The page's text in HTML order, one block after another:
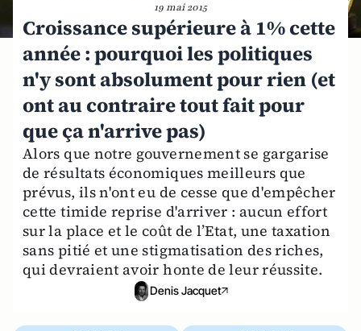
19 mai 2015
Croissance supérieure à 1% cette
année : pourquoi les politiques
n'y sont absolument pour rien (et
ont au contraire tout fait pour
que ça n'arrive pas)
Alors que notre gouvernement se gargarise
de résultats économiques meilleurs que
prévus, ils n'ont eu de cesse que d'empêcher
cette timide reprise d'arriver : aucun effort
sur la place et le coût de l’Etat, une taxation
sans pitié et une stigmatisation des riches,
qui devraient avoir honte de leur réussite.
Denis Jacquet